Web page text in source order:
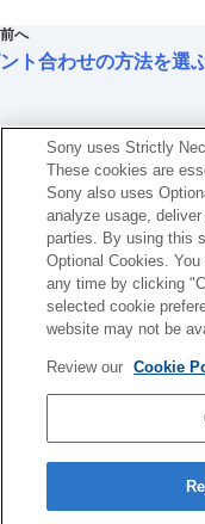
前へ
ト合わせの方法を選
お使いのカメラの本体ソ
ヘルプガイドをご覧くだ
https://
言語選択ページへ
5-060-285-03(2)
Sony uses Strictly
These cookies are
Sony also uses
analyze usage,
parties. By using this
Optional Cookies.
any time by clicking
selected cookie
website may not be
Review our Cookie